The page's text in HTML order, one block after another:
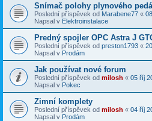
Snímač polohy plynového
Poslední příspěvek od Marabene77 «
Napsal v Elektroinstalace
Predný spojler OPC Astra J
Poslední příspěvek od preston1793 «
Napsal v Prodám
Jak používat nové forum
Poslední příspěvek od milosh « 05 říj
Napsal v Pokec
Zimní komplety
Poslední příspěvek od milosh « 04 říj
Napsal v Prodám